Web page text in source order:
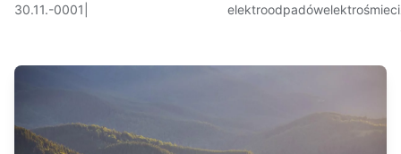
30.11.-0001
elektroodpadówelektrośmieci